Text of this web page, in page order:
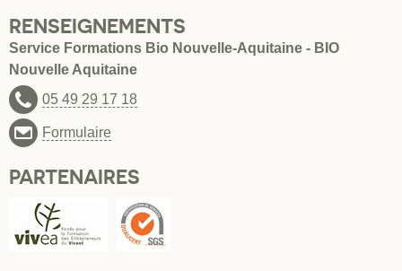
RENSEIGNEMENTS
Service Formations Bio Nouvelle-Aquitaine - BIO
Nouvelle Aquitaine
05 49 29 17 18
Formulaire
PARTENAIRES